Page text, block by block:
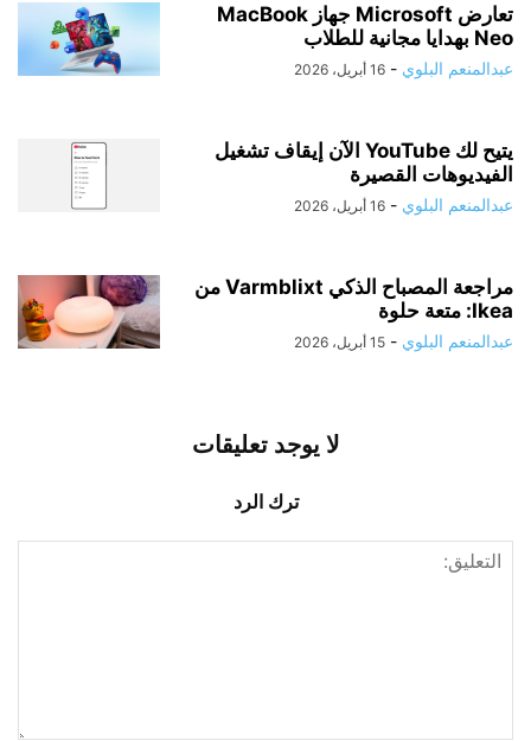
تعارض Microsoft جهاز MacBook
Neo بهدايا مجانية للطلاب
عبدالمنعم البلوي - 16 أبريل، 2026
يتيح لك YouTube الآن إيقاف تشغيل
الفيديوهات القصيرة
عبدالمنعم البلوي - 16 أبريل، 2026
مراجعة المصباح الذكي Varmblixt من
Ikea: متعة حلوة
عبدالمنعم البلوي - 15 أبريل، 2026
لا يوجد تعليقات
ترك الرد